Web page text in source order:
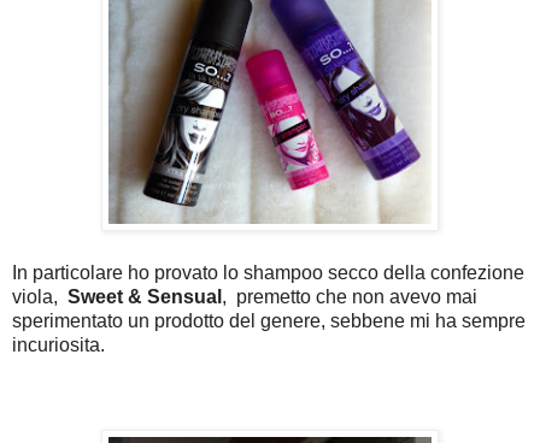
In particolare ho provato lo shampoo secco della confezione
viola, Sweet & Sensual , premetto che non avevo mai
sperimentato un prodotto del genere, sebbene mi ha sempre
incuriosita.